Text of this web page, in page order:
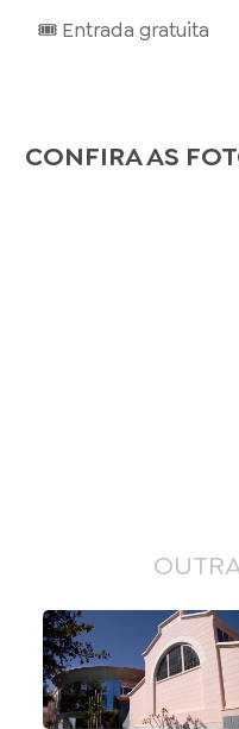
🎟️ Entrada gratuita
CONFIRA AS